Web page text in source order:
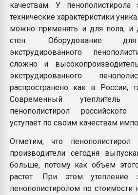
качествам. У пенополистирола
технические характеристики
можно применять и для пола, и
стен. Оборудование для
экструдированного
сложно и
экструдированного
распространено как в России,
Современный утеплитель
пенополистирол
уступает по своим качествам
Отметим, что пенополистирол
производители сегодня
больше, потому как объем
растет. При этом утепление
пенополистиролом по